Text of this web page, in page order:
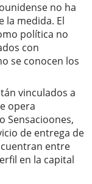
no ha
la medida. El
política no
con
se conocen los
vinculados a
opera
Sensacioones,
de entrega de
entre
en la capital